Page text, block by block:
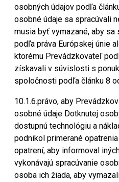
osobných údajov podľa
osobné údaje sa spracúvali
musia byť vymazané, aby
podľa práva Európskej únie
ktorému Prevádzkovateľ
získavali v súvislosti s
spoločnosti podľa článku 8
10.1.6.právo, aby
osobné údaje Dotknutej
dostupnú technológiu a
podnikol primerané
opatrení, aby informoval
vykonávajú spracúvanie
osoba ich žiada, aby